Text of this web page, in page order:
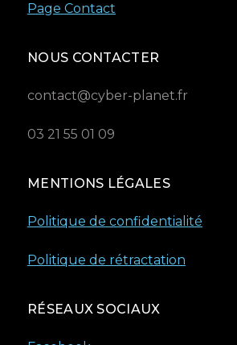
Page Contact
NOUS CONTACTER
contact@cyber-planet.fr
03 21 55 01 09
MENTIONS LÉGALES
Politique de confidentialité
Politique de rétractation
RÉSEAUX SOCIAUX